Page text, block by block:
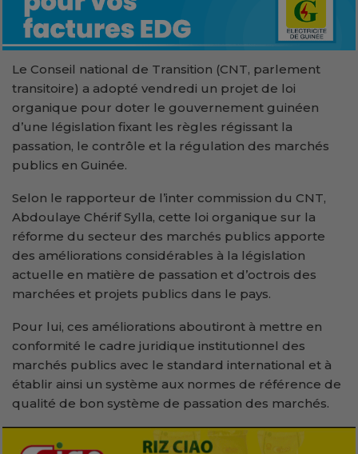
Le Conseil national de Transition (CNT, parlement
transitoire) a adopté vendredi un projet de loi
organique pour doter le gouvernement guinéen
d’une législation fixant les règles régissant la
passation, le contrôle et la régulation des marchés
publics en Guinée.
Selon le rapporteur de l’inter commission du CNT,
Abdoulaye Chérif Sylla, cette loi organique sur la
réforme du secteur des marchés publics apporte
des améliorations considérables à la législation
actuelle en matière de passation et d’octrois des
marchées et projets publics dans le pays.
Pour lui, ces améliorations aboutiront à mettre en
conformité le cadre juridique institutionnel des
marchés publics avec le standard international et à
établir ainsi un système aux normes de référence de
qualité de bon système de passation des marchés.